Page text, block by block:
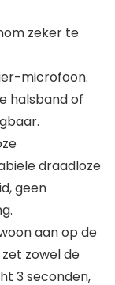
zeker te
microfoon.
halsband of
draadloze
geen
aan op de
zowel de
3 seconden,